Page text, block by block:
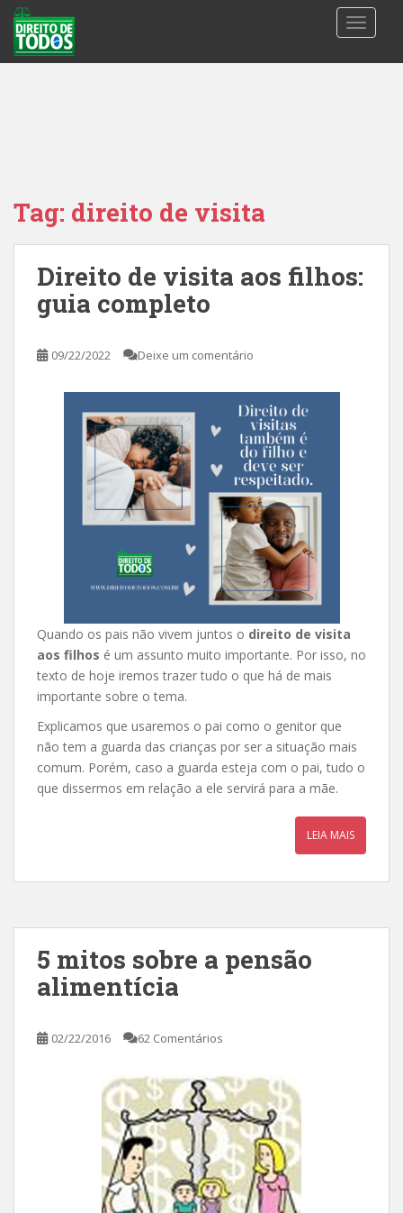
Tag: direito de visita
Direito de visita aos filhos:
guia completo
09/22/2022 Deixe um comentário
Quando os pais não vivem juntos o direito de visita
aos filhos é um assunto muito importante. Por isso, no
texto de hoje iremos trazer tudo o que há de mais
importante sobre o tema.
Explicamos que usaremos o pai como o genitor que
não tem a guarda das crianças por ser a situação mais
comum. Porém, caso a guarda esteja com o pai, tudo o
que dissermos em relação a ele servirá para a mãe.
LEIA MAIS
5 mitos sobre a pensão
alimentícia
02/22/2016 62 Comentários